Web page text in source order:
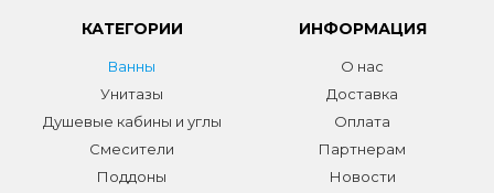
КАТЕГОРИИ
Ванны
Унитазы
Душевые кабины и углы
Смесители
Поддоны
ИНФОРМАЦИЯ
О нас
Доставка
Оплата
Партнерам
Новости